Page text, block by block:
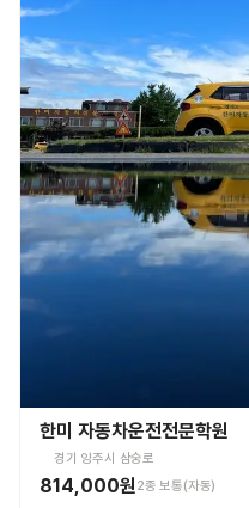
한미 자동차운전전문학원
경기 양주시 삼숭로
814,000원2종 보통(자동)